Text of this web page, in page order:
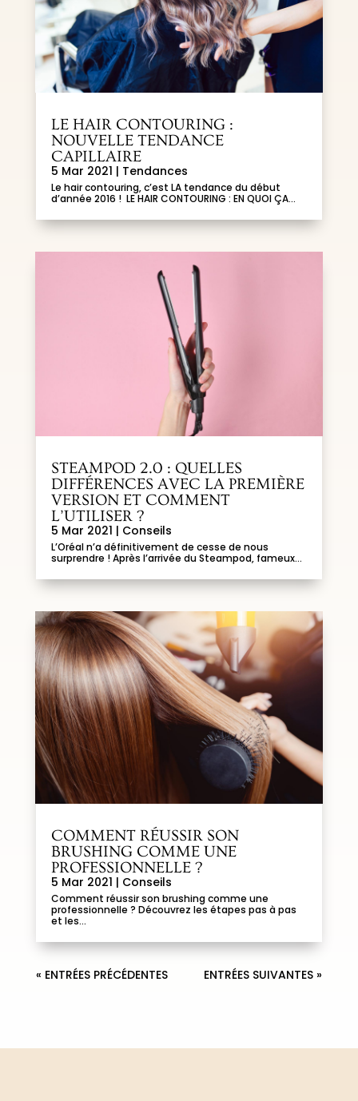
LE HAIR CONTOURING :
NOUVELLE TENDANCE
CAPILLAIRE
5 Mar 2021 | Tendances
Le hair contouring, c’est LA tendance du début
d’année 2016 ! LE HAIR CONTOURING : EN QUOI ÇA...
STEAMPOD 2.0 : QUELLES
DIFFÉRENCES AVEC LA PREMIÈRE
VERSION ET COMMENT
L’UTILISER ?
5 Mar 2021 | Conseils
L’Oréal n’a définitivement de cesse de nous
surprendre ! Après l’arrivée du Steampod, fameux...
COMMENT RÉUSSIR SON
BRUSHING COMME UNE
PROFESSIONNELLE ?
5 Mar 2021 | Conseils
Comment réussir son brushing comme une
professionnelle ? Découvrez les étapes pas à pas
et les...
« ENTRÉES PRÉCÉDENTES ENTRÉES SUIVANTES »